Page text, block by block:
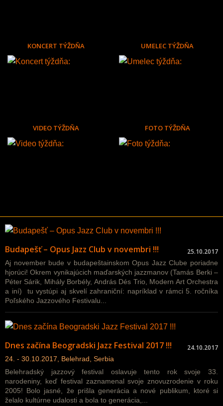
KONCERT TÝŽDŇA UMELEC TÝŽDŇA
VIDEO TÝŽDŇA FOTO TÝŽDŇA
Budapešť – Opus Jazz Club v novembri !!! 25.10.2017
Aj november bude v budapeštainskom Opus Jazz Clube poriadne
hjorúci! Okrem vynikajúcich maďarských jazzmanov (Tamás Berki –
Péter Sárik, Mihály Borbély, András Dés Trio, Modern Art Orchestra
a iní) tu vystúpi aj skvelí zahraniční: napríklad v rámci 5. ročníka
Poľského Jazzového Festivalu...
Dnes začína Beogradski Jazz Festival 2017 !!! 24.10.2017
24. - 30.10.2017, Belehrad, Serbia
Belehradský jazzový festival oslavuje tento rok svoje 33.
narodeniny, keď festival zaznamenal svoje znovuzrodenie v roku
2005! Bolo jasné, že prišla generácia a nové publikum, ktoré si
želalo kultúrne udalosti a bola to generácia,...